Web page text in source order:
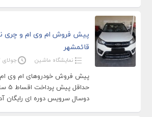
پیش فروش ام وی ام و چری
قائمشهر
نمایشگاه ماشین جولای 22, 2020
پیش فروش خودروهای ام وی ام
دوسال سرویس دوره ای رایگان